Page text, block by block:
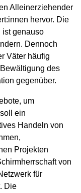
Alleinerziehender
hervor. Die
ist genauso
Dennoch
Väter häufig
des
gegenüber.
um
ein
Handeln von
Projekten
von
für
Die